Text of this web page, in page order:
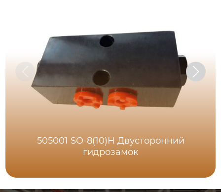
505001 SO-8(10)H Двусторонний
гидрозамок